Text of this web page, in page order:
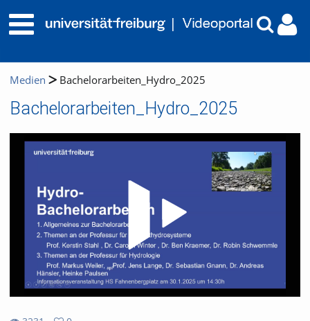
Medien Bachelorarbeiten_Hydro_2025
Bachelorarbeiten_Hydro_2025